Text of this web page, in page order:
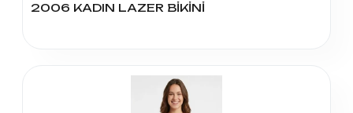
2006 KADIN LAZER BİKİNİ